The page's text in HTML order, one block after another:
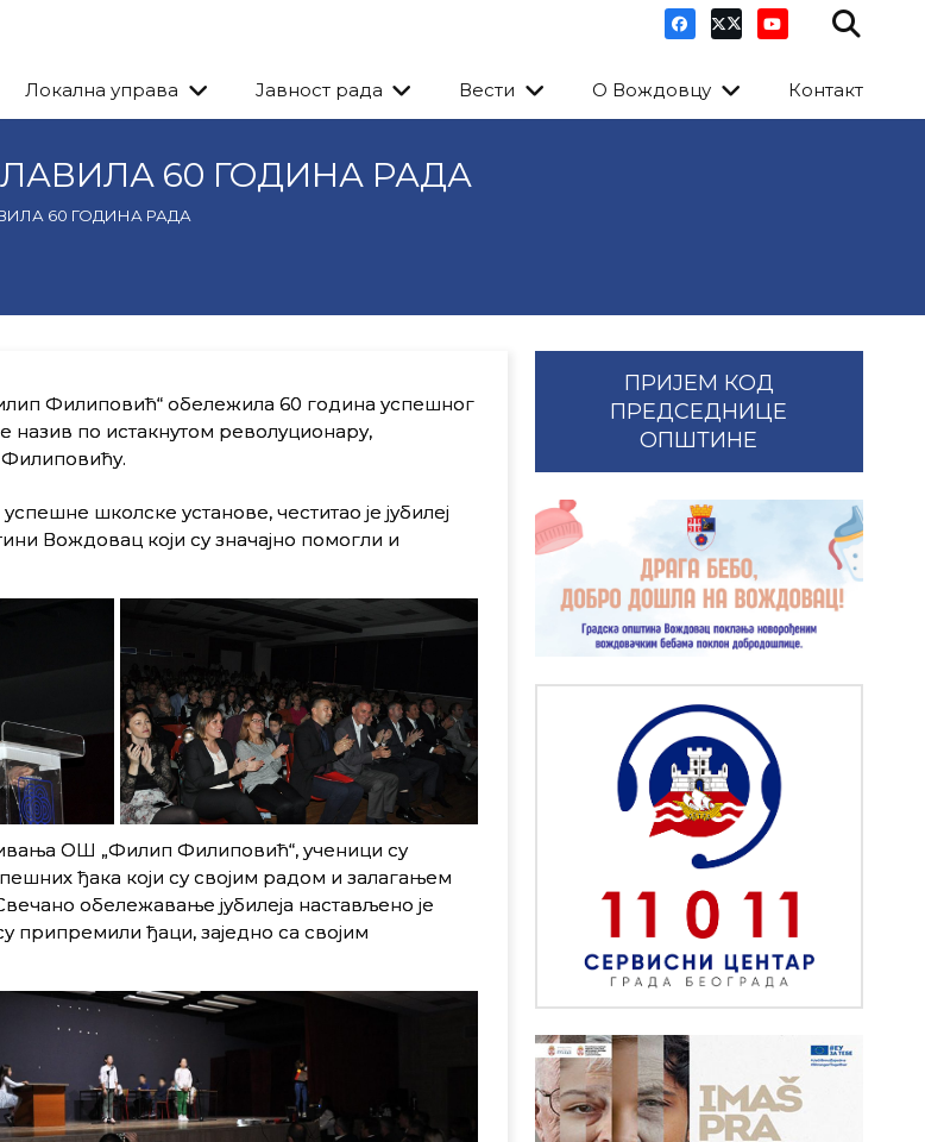
Локална управа Јавност рада Вести О Вождовцу Контакт
60 ГОДИНА РАДА
60 ГОДИНА РАДА
Филиповић“ обележила 60 година успешног
назив по истакнутом револуционару,
Филиповићу.
школске установе, честитао је јубилеј
Вождовац који су значајно помогли и
ОШ „Филип Филиповић“, ученици су
ђака који су својим радом и залагањем
обележавање јубилеја настављено је
припремили ђаци, заједно са својим
ПРИЈЕМ КОД
ПРЕДСЕДНИЦЕ
ОПШТИНЕ